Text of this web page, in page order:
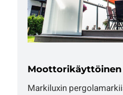
Markiluxin